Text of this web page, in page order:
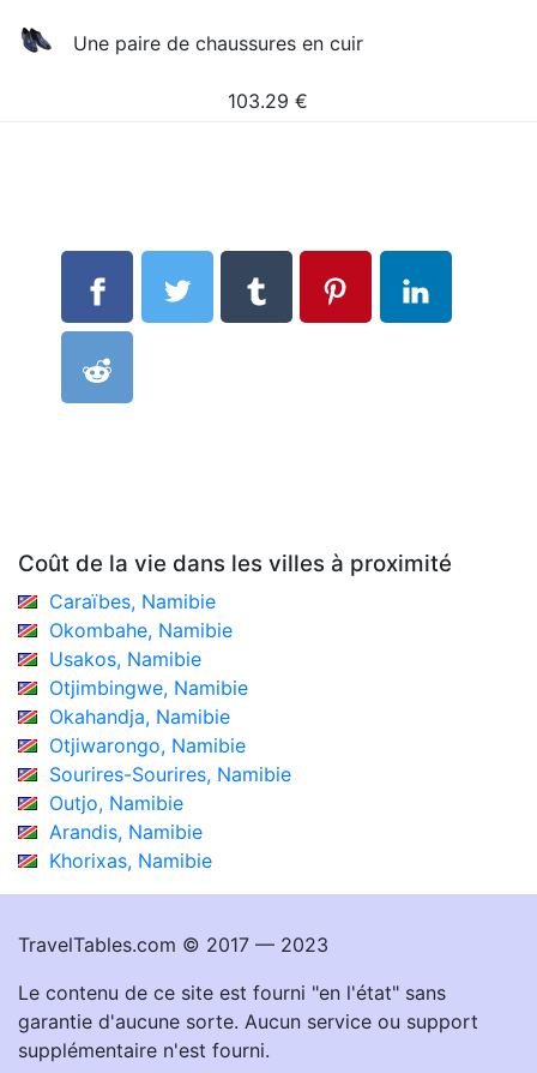
Une paire de chaussures en cuir
103.29 €
Coût de la vie dans les villes à proximité
Caraïbes, Namibie
Okombahe, Namibie
Usakos, Namibie
Otjimbingwe, Namibie
Okahandja, Namibie
Otjiwarongo, Namibie
Sourires-Sourires, Namibie
Outjo, Namibie
Arandis, Namibie
Khorixas, Namibie
TravelTables.com © 2017 — 2023
Le contenu de ce site est fourni "en l'état" sans
garantie d'aucune sorte. Aucun service ou support
supplémentaire n'est fourni.